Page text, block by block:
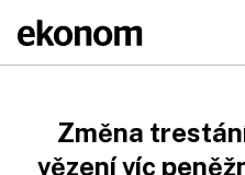
Změna
vězení víc